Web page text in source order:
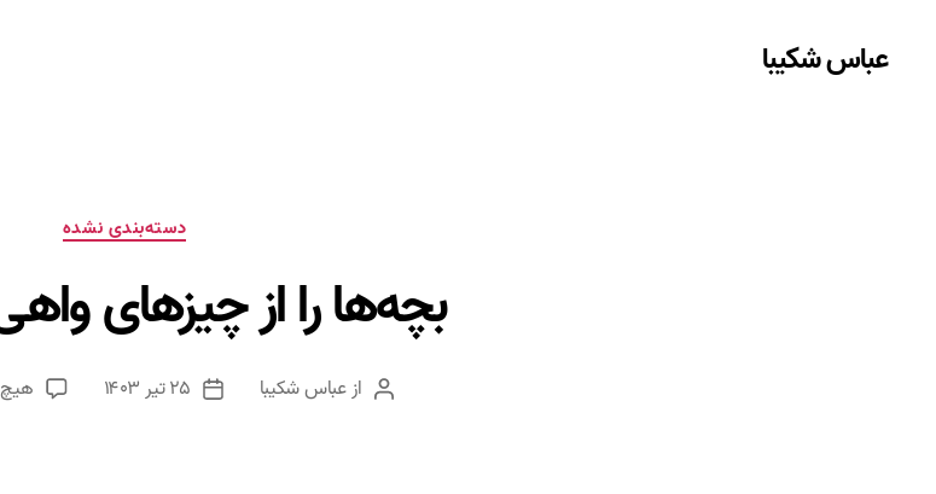
عباس شکیبا
دسته‌ها
دسته‌بندی نشده
بچه‌ها را از چیزهای
نویسنده
ازعباس شکیبا
تاریخ۲۵ تیر ۱۴۰۳